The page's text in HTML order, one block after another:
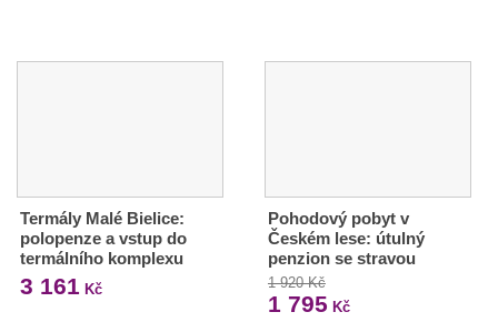
Termály Malé Bielice:
polopenze a vstup do
termálního komplexu
3 161 Kč
Pohodový pobyt v
Českém lese: útulný
penzion se stravou
1 920 Kč
1 795 Kč